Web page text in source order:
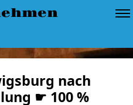
nach
☛ 100 %